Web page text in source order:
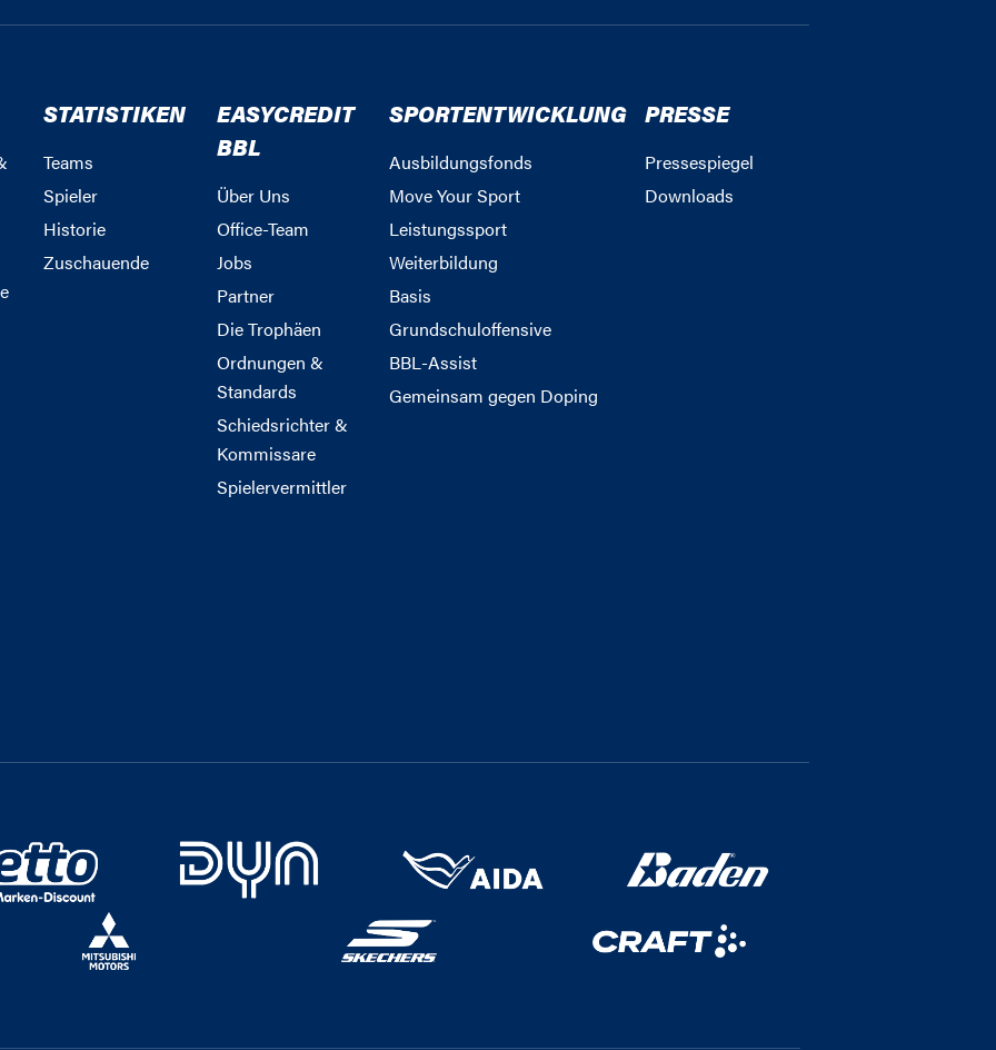
STATISTIKEN
Teams
Spieler
Historie
Zuschauende
EASYCREDIT
BBL
Über Uns
Office-Team
Jobs
Partner
Die Trophäen
Ordnungen &
Standards
Schiedsrichter &
Kommissare
Spielervermittler
SPORTENTWICKLUNG
Ausbildungsfonds
Move Your Sport
Leistungssport
Weiterbildung
Basis
Grundschuloffensive
BBL-Assist
Gemeinsam gegen Doping
PRESSE
Pressespiegel
Downloads